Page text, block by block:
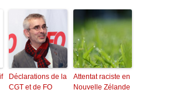
Déclarations de la
CGT et de FO
Attentat raciste en
Nouvelle Zélande